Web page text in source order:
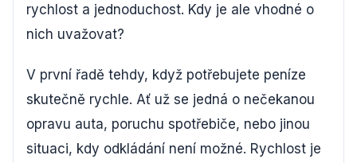
rychlost a jednoduchost. Kdy je ale vhodné o
nich uvažovat?
V první řadě tehdy, když potřebujete peníze
skutečně rychle. Ať už se jedná o nečekanou
opravu auta, poruchu spotřebiče, nebo jinou
situaci, kdy odkládání není možné. Rychlost je